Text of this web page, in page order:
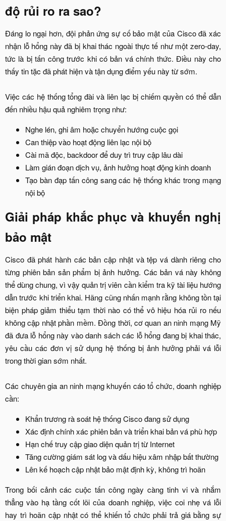
độ rủi ro ra sao?​
Đáng lo ngại hơn, đội phản ứng sự cố bảo mật của Cisco đã xác
nhận lỗ hổng này đã bị khai thác ngoài thực tế như một zero-day,
tức là bị tấn công trước khi có bản vá chính thức. Điều này cho
thấy tin tặc đã phát hiện và tận dụng điểm yếu này từ sớm.
Việc các hệ thống tổng đài và liên lạc bị chiếm quyền có thể dẫn
đến nhiều hậu quả nghiêm trọng như:​
Nghe lén, ghi âm hoặc chuyển hướng cuộc gọi​
Can thiệp vào hoạt động liên lạc nội bộ​
Cài mã độc, backdoor để duy trì truy cập lâu dài​
Làm gián đoạn dịch vụ, ảnh hưởng hoạt động kinh doanh​
Tạo bàn đạp tấn công sang các hệ thống khác trong mạng
nội bộ​
Giải pháp khắc phục và khuyến nghị
bảo mật​
Cisco đã phát hành các bản cập nhật và tệp vá dành riêng cho
từng phiên bản sản phẩm bị ảnh hưởng. Các bản vá này không
thể dùng chung, vì vậy quản trị viên cần kiểm tra kỹ tài liệu hướng
dẫn trước khi triển khai. Hãng cũng nhấn mạnh rằng không tồn tại
biện pháp giảm thiểu tạm thời nào có thể vô hiệu hóa rủi ro nếu
không cập nhật phần mềm. Đồng thời, cơ quan an ninh mạng Mỹ
đã đưa lỗ hổng này vào danh sách các lỗ hổng đang bị khai thác,
yêu cầu các đơn vị sử dụng hệ thống bị ảnh hưởng phải vá lỗi
trong thời gian sớm nhất.
Các chuyên gia an ninh mạng khuyến cáo tổ chức, doanh nghiệp
cần:​
Khẩn trương rà soát hệ thống Cisco đang sử dụng​
Xác định chính xác phiên bản và triển khai bản vá phù hợp​
Hạn chế truy cập giao diện quản trị từ Internet​
Tăng cường giám sát log và dấu hiệu xâm nhập bất thường​
Lên kế hoạch cập nhật bảo mật định kỳ, không trì hoãn​
Trong bối cảnh các cuộc tấn công ngày càng tinh vi và nhắm
thẳng vào hạ tầng cốt lõi của doanh nghiệp, việc coi nhẹ vá lỗi
hay trì hoãn cập nhật có thể khiến tổ chức phải trả giá bằng sự